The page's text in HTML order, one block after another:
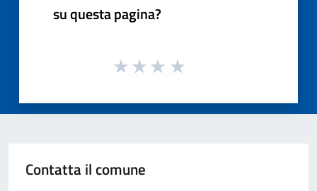
su questa pagina?
Contatta il comune